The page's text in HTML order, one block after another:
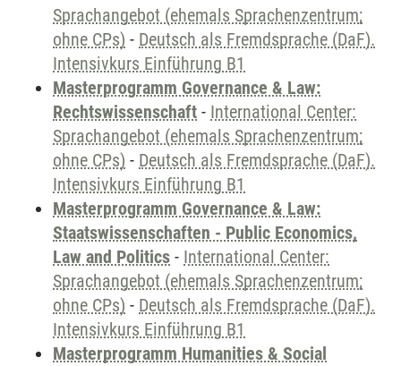
Sprachangebot (ehemals Sprachenzentrum;
ohne CPs) - Deutsch als Fremdsprache (DaF).
Intensivkurs Einführung B1
Masterprogramm Governance & Law:
Rechtswissenschaft - International Center:
Sprachangebot (ehemals Sprachenzentrum;
ohne CPs) - Deutsch als Fremdsprache (DaF).
Intensivkurs Einführung B1
Masterprogramm Governance & Law:
Staatswissenschaften - Public Economics,
Law and Politics - International Center:
Sprachangebot (ehemals Sprachenzentrum;
ohne CPs) - Deutsch als Fremdsprache (DaF).
Intensivkurs Einführung B1
Masterprogramm Humanities & Social